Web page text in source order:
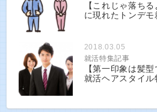
【これじゃ落ち
に現れたトンデモ
2018.03.05
就活特集記事
【第一印象は髪
就活ヘアスタイル